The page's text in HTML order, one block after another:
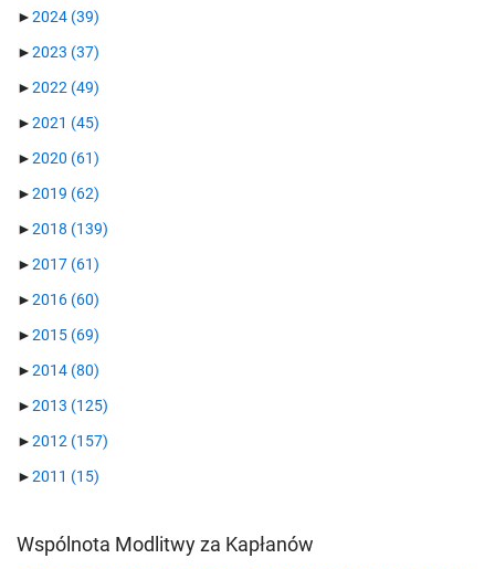
►2024 (39)
►2023 (37)
►2022 (49)
►2021 (45)
►2020 (61)
►2019 (62)
►2018 (139)
►2017 (61)
►2016 (60)
►2015 (69)
►2014 (80)
►2013 (125)
►2012 (157)
►2011 (15)
Wspólnota Modlitwy za Kapłanów